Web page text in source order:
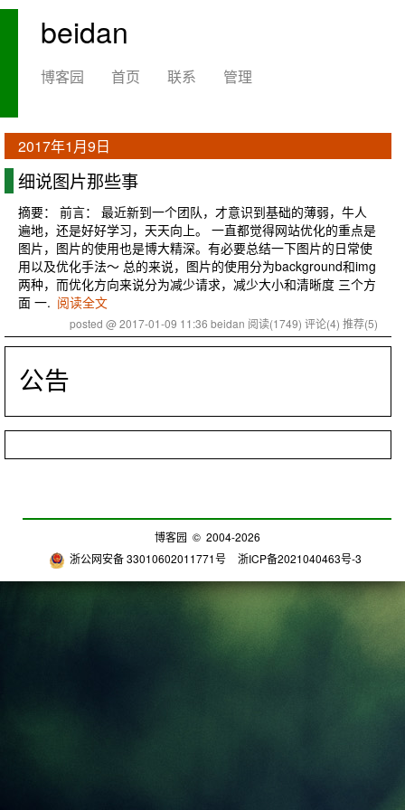
beidan
博客园 首页 联系 管理
2017年1月9日
细说图片那些事
摘要： 前言： 最近新到一个团队，才意识到基础的薄弱，牛人
遍地，还是好好学习，天天向上。 一直都觉得网站优化的重点是
图片，图片的使用也是博大精深。有必要总结一下图片的日常使
用以及优化手法～ 总的来说，图片的使用分为background和img
两种，而优化方向来说分为减少请求，减少大小和清晰度 三个方
面 一. 阅读全文
posted @ 2017-01-09 11:36 beidan 阅读(1749) 评论(4) 推荐(5)
公告
博客园 © 2004-2026
浙公网安备 33010602011771号
浙ICP备2021040463号-3